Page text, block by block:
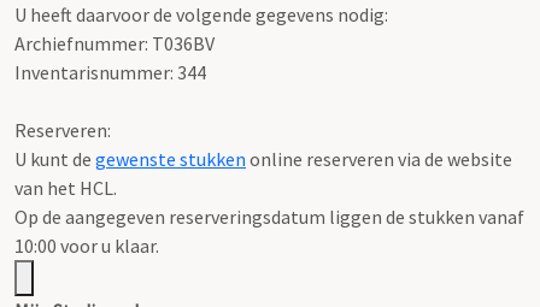
U heeft daarvoor de volgende gegevens nodig:
Archiefnummer: T036BV
Inventarisnummer: 344
Reserveren:
U kunt de gewenste stukken online reserveren via de website
van het HCL.
Op de aangegeven reserveringsdatum liggen de stukken vanaf
10:00 voor u klaar.